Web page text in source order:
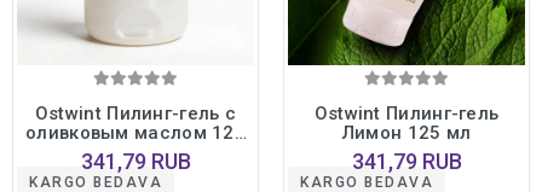
Ostwint Пилинг-гель с
оливковым маслом 125
мл
341,79 RUB
KARGO BEDAVA
Ostwint Пилинг-гель
Лимон 125 мл
341,79 RUB
KARGO BEDAVA